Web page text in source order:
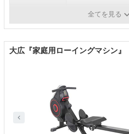
12段階全てを見る
大広『家庭用ローイングマシン』